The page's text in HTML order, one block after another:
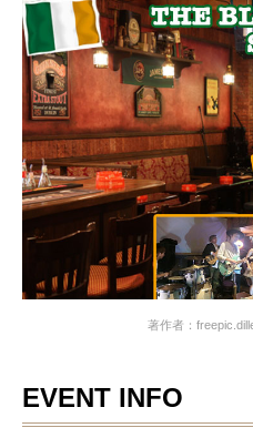
著作者：
EVENT INFO